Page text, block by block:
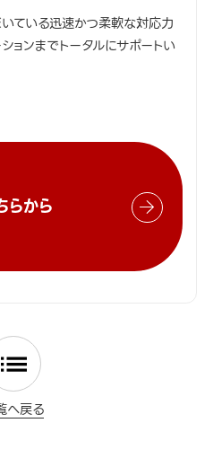
ている迅速かつ柔軟な対応力
ョンまでトータルにサポートい
らから
へ戻る